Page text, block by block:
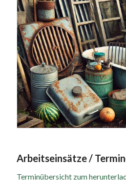
Arbeitseinsätze /
Terminübersicht zum